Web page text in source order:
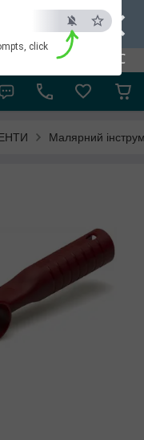
×
ESC
click
Малярний